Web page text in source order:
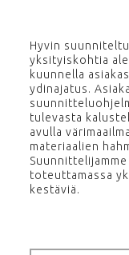
Hyvin
yksityiskohtia
kuunnella
ydinajatus.
tulevasta
avulla
materiaalien
toteuttamassa
kestäviä.